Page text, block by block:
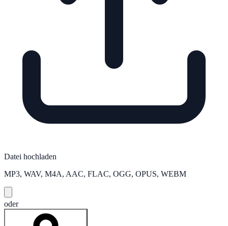
Datei hochladen
MP3, WAV, M4A, AAC, FLAC, OGG, OPUS, WEBM
oder